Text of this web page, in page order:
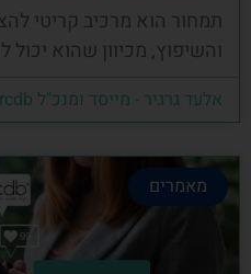
תמחור הוא מרכיב קריטי
והשיפוץ, מכיוון שהוא
אלעד גרגיר - מייסד ומנכ"ל arcdb
מאמרים